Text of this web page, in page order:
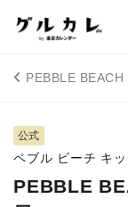
PEBBLE
公式
ペブル ビーチ キッ
PEBBLE